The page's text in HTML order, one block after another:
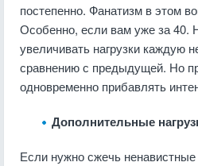
постепенно. Фанатизм в этом
Особенно, если вам уже за 40.
увеличивать нагрузки каждую
сравнению с предыдущей. Но
одновременно прибавлять
Дополнительные
Если нужно сжечь